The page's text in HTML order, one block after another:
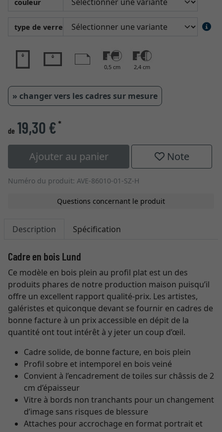
couleur
type de verre
0,5 cm 2,4 cm
» changer vers les cadres sur mesure
de 19,30 €*
Ajouter au panier Note
Numéro du produit: AVE-86010-01-SZ-H
Questions concernant le produit
Description Spécification
Cadre en bois Lund
Ce modèle en bois plein au profil plat est un des
produits phares de notre production maison puisqu’il
offre un excellent rapport qualité-prix. Les artistes,
galéristes et quiconque devant se fournir en cadres de
bonne facture à un prix accessible en dépit de la
quantité ont tout intérêt à y jeter un coup d’œil.
Cadre solide, de bonne facture, en bois plein
Profil sobre et intemporel en bois veiné
Convient à l’encadrement de toiles sur châssis de 2
cm d’épaisseur
Vitre à bords non tranchants pour un changement
d’image sans risques de blessure
Attaches pour accrochage en format portrait et